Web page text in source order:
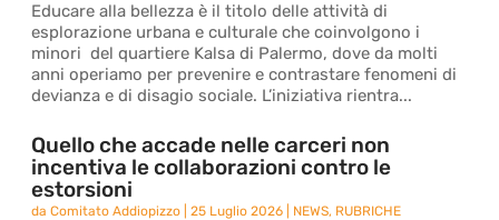
Educare alla bellezza è il titolo delle attività di
esplorazione urbana e culturale che coinvolgono i
minori del quartiere Kalsa di Palermo, dove da molti
anni operiamo per prevenire e contrastare fenomeni di
devianza e di disagio sociale. L’iniziativa rientra...
Quello che accade nelle carceri non
incentiva le collaborazioni contro le
estorsioni
daComitato Addiopizzo |25 Luglio 2026 NEWS, RUBRICHE